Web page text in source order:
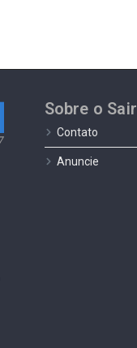
Sobre o Sair
Contato
Anuncie